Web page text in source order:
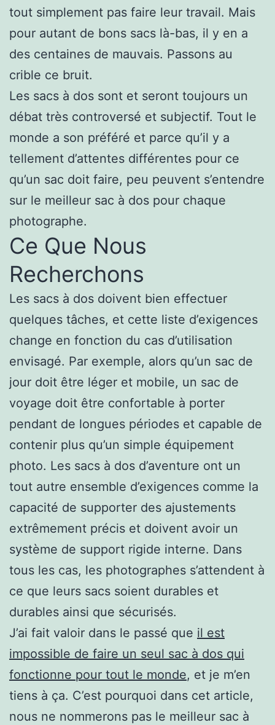
tout simplement pas faire leur travail. Mais
pour autant de bons sacs là-bas, il y en a
des centaines de mauvais. Passons au
crible ce bruit.
Les sacs à dos sont et seront toujours un
débat très controversé et subjectif. Tout le
monde a son préféré et parce qu’il y a
tellement d’attentes différentes pour ce
qu’un sac doit faire, peu peuvent s’entendre
sur le meilleur sac à dos pour chaque
photographe.
Ce Que Nous
Recherchons
Les sacs à dos doivent bien effectuer
quelques tâches, et cette liste d’exigences
change en fonction du cas d’utilisation
envisagé. Par exemple, alors qu’un sac de
jour doit être léger et mobile, un sac de
voyage doit être confortable à porter
pendant de longues périodes et capable de
contenir plus qu’un simple équipement
photo. Les sacs à dos d’aventure ont un
tout autre ensemble d’exigences comme la
capacité de supporter des ajustements
extrêmement précis et doivent avoir un
système de support rigide interne. Dans
tous les cas, les photographes s’attendent à
ce que leurs sacs soient durables et
durables ainsi que sécurisés.
J’ai fait valoir dans le passé que il est
impossible de faire un seul sac à dos qui
fonctionne pour tout le monde, et je m’en
tiens à ça. C’est pourquoi dans cet article,
nous ne nommerons pas le meilleur sac à